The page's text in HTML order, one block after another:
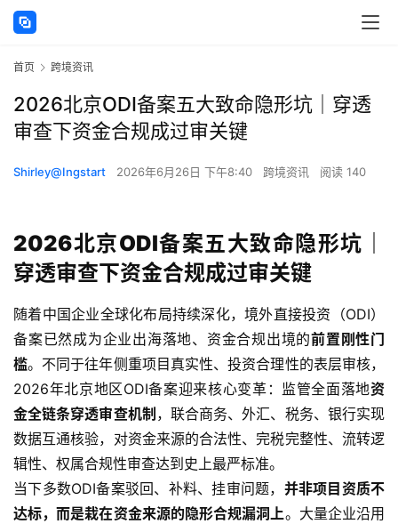
首页 跨境资讯
2026北京ODI备案五大致命隐形坑｜穿透
审查下资金合规成过审关键
Shirley@Ingstart 2026年6月26日 下午8:40 跨境资讯 阅读 140
2026北京ODI备案五大致命隐形坑｜
穿透审查下资金合规成过审关键
随着中国企业全球化布局持续深化，境外直接投资（ODI）
备案已然成为企业出海落地、资金合规出境的前置刚性门
槛。不同于往年侧重项目真实性、投资合理性的表层审核，
2026年北京地区ODI备案迎来核心变革：监管全面落地资
金全链条穿透审查机制 ，联合商务、外汇、税务、银行实现
数据互通核验，对资金来源的合法性、完税完整性、流转逻
辑性、权属合规性审查达到史上最严标准。
当下多数ODI备案驳回、补料、挂审问题， 并非项目资质不
达标，而是栽在资金来源的隐形合规漏洞上。大量企业沿用